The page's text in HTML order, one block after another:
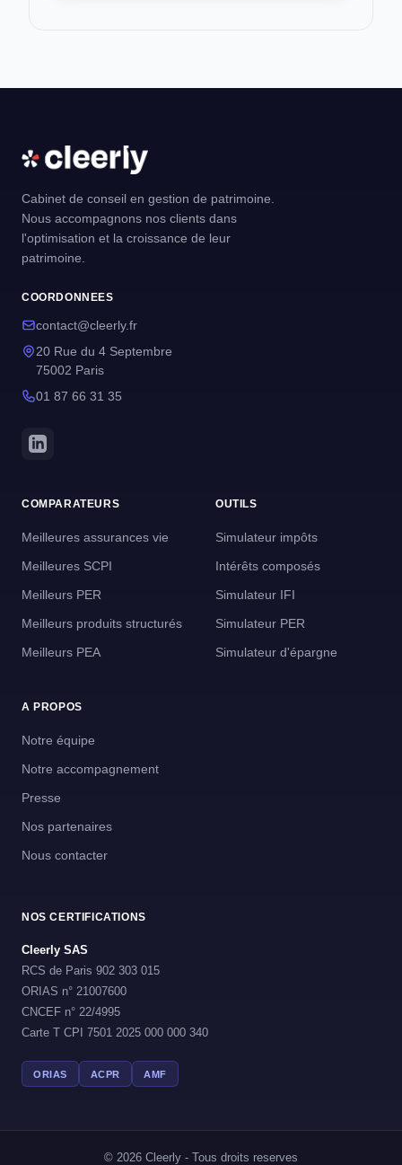
Cabinet de conseil en gestion de patrimoine.
Nous accompagnons nos clients dans
l'optimisation et la croissance de leur
patrimoine.
COORDONNEES
contact@cleerly.fr
20 Rue du 4 Septembre
75002 Paris
01 87 66 31 35
COMPARATEURS
Meilleures assurances vie
Meilleures SCPI
Meilleurs PER
Meilleurs produits structurés
Meilleurs PEA
OUTILS
Simulateur impôts
Intérêts composés
Simulateur IFI
Simulateur PER
Simulateur d'épargne
A PROPOS
Notre équipe
Notre accompagnement
Presse
Nos partenaires
Nous contacter
NOS CERTIFICATIONS
Cleerly SAS
RCS de Paris 902 303 015
ORIAS n° 21007600
CNCEF n° 22/4995
Carte T CPI 7501 2025 000 000 340
ORIAS ACPR AMF
© 2026 Cleerly - Tous droits reserves